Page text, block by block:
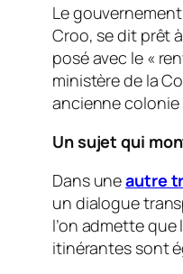
Le
Croo, se dit prêt
posé avec le «
ministère de la
ancienne colonie
Un sujet qui
Dans uneautre
un dialogue
l’on admette
itinérantes sont